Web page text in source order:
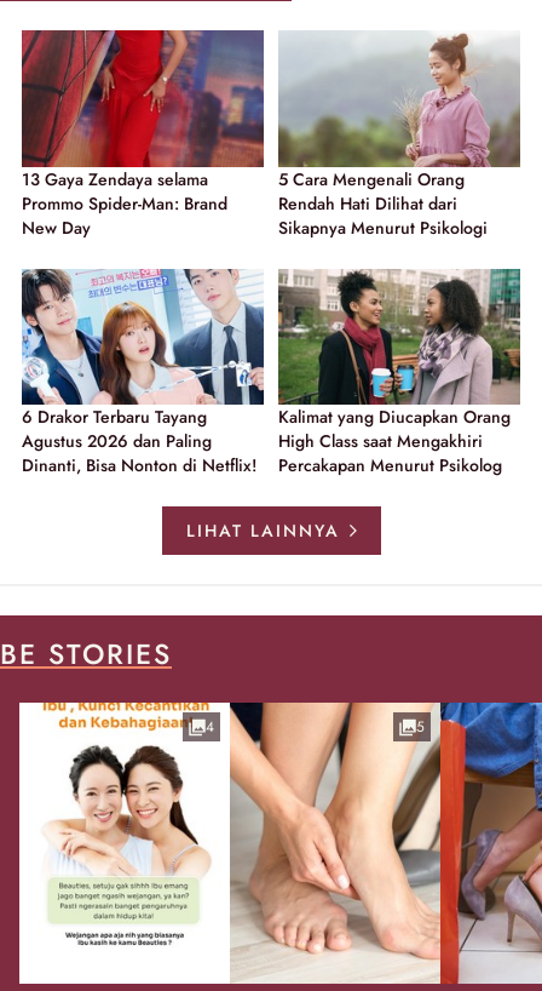
13 Gaya Zendaya selama
Prommo Spider-Man: Brand
New Day
5 Cara Mengenali Orang
Rendah Hati Dilihat dari
Sikapnya Menurut Psikologi
6 Drakor Terbaru Tayang
Agustus 2026 dan Paling
Dinanti, Bisa Nonton di Netflix!
Kalimat yang Diucapkan Orang
High Class saat Mengakhiri
Percakapan Menurut Psikolog
LIHAT LAINNYA
BE STORIES
4 5